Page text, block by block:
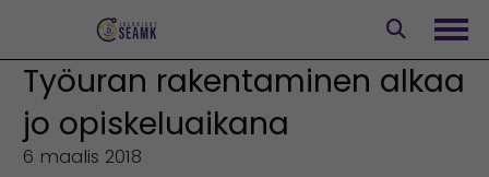
Työuran rakentaminen alkaa
jo opiskeluaikana
6 maalis 2018